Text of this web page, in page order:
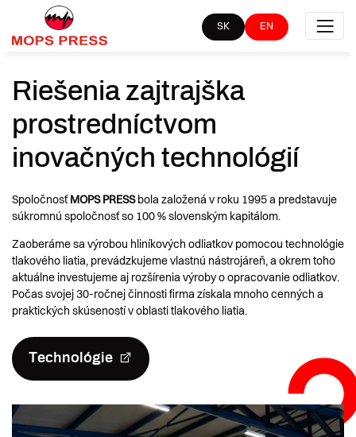
SK EN
Riešenia zajtrajška
prostredníctvom
inovačných technológií
Spoločnosť MOPS PRESSbola založená v roku 1995 a predstavuje
súkromnú spoločnosť so 100 % slovenským kapitálom.
Zaoberáme sa výrobou hliníkových odliatkov pomocou technológie
tlakového liatia, prevádzkujeme vlastnú nástrojáreň, a okrem toho
aktuálne investujeme aj rozšírenia výroby o opracovanie odliatkov.
Počas svojej 30-ročnej činnosti firma získala mnoho cenných a
praktických skúseností v oblasti tlakového liatia.
Technológie